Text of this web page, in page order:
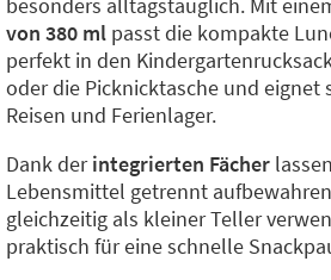
von 380 ml passt die kompakte
perfekt in den
oder die Picknicktasche und eignet
Reisen und Ferienlager.
Dank derintegrierten Fächer
Lebensmittel getrennt
gleichzeitig als kleiner Teller
praktisch für eine schnelle